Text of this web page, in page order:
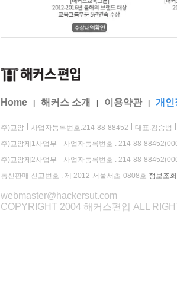
Home 해커스 소개 이용약관 개인
주)교암 사업자등록번호:214-88-88452
대표:김승범
주)교암제1사업부
사업자등록번호 : 214-88-
주)교암제2사업부
사업자등록번호 : 214-88-
통신판매 신고번호 : 제 2012-서울서초-0808호 정보조회
webmaster@hackersut.com
COPYRIGHT 2004 해커스편입 ALL